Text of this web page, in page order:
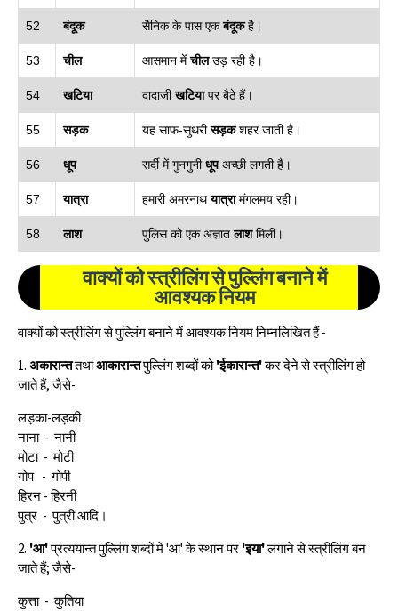
52 बंदूक सैनिक के पास एकबंदूकहै।
53 चील आसमान मेंचीलउड़ रही है।
54 खटिया दादाजीखटियापर बैठे हैं।
55 सड़क यह साफ-सुथरीसड़कशहर जाती है।
56 धूप सर्दी में गुनगुनीधूपअच्छी लगती है।
57 यात्रा हमारी अमरनाथयात्रामंगलमय रही।
58 लाश पुलिस को एक अज्ञातलाशमिली।
वाक्यों को स्त्रीलिंग से पुल्लिंग बनाने में
आवश्यक नियम
वाक्यों को स्त्रीलिंग से पुल्लिंग बनाने में आवश्यक नियम निम्नलिखित हैं -
1. अकारान्ततथाआकारान्तपुल्लिंग शब्दों को'ईकारान्त'कर देने से स्त्रीलिंग हो
जाते हैं, जैसे-
लड़का-लड़की
नाना - नानी
मोटा - मोटी
गोप - गोपी
हिरन - हिरनी
पुत्र - पुत्री आदि।
2. 'आ'प्रत्ययान्त पुल्लिंग शब्दों में 'आ' के स्थान पर 'इया'लगाने से स्त्रीलिंग बन
जाते हैं; जैसे-
कुत्ता - कुतिया